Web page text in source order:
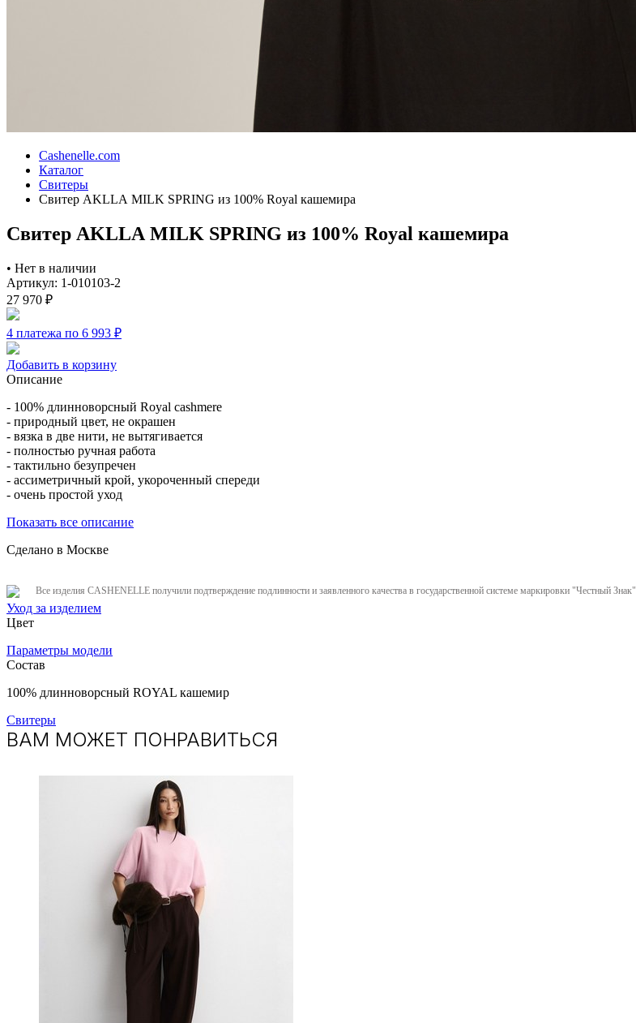
Cashenelle.com
Каталог
Свитеры
Свитер AKLLA MILK SPRING из 100% Royal кашемира
Свитер AKLLA MILK SPRING из 100% Royal кашемира
• Нет в наличии
Артикул: 1-010103-2
27 970 ₽
4 платежа по 6 993 ₽
Добавить в корзину
Описание
- 100% длинноворсный Royal cashmere
- природный цвет, не окрашен
- вязка в две нити, не вытягивается
- полностью ручная работа
- тактильно безупречен
- ассиметричный крой, укороченный спереди
- очень простой уход
Показать все описание
Сделано в Москве
Все изделия CASHENELLE получили подтверждение подлинности и заявленного качества в государственной системе маркировки "Честный Знак"
Уход за изделием
Цвет
Параметры модели
Состав
100% длинноворсный ROYAL кашемир
Свитеры
ВАМ МОЖЕТ ПОНРАВИТЬСЯ